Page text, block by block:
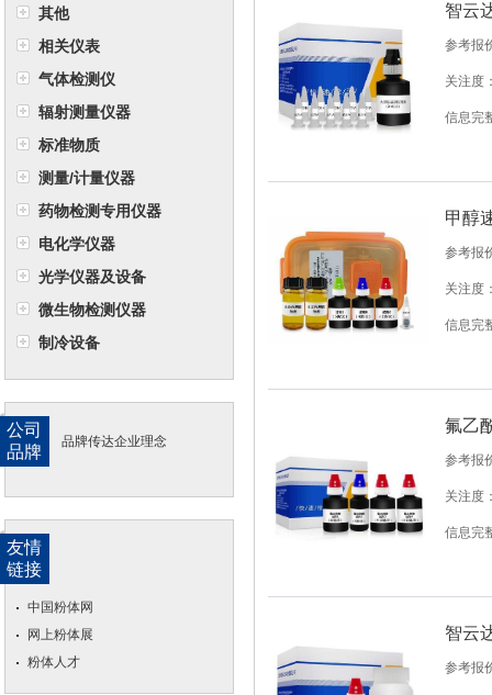
其他
相关仪表
气体检测仪
辐射测量仪器
标准物质
测量/计量仪器
药物检测专用仪器
电化学仪器
光学仪器及设备
微生物检测仪器
制冷设备
公司
品牌
品牌传达企业理念
友情
链接
中国粉体网
网上粉体展
粉体人才
智云
参考报
关注度
信息完
甲醇
参考报
关注度
信息完
氟乙
参考报
关注度
信息完
智云
参考报